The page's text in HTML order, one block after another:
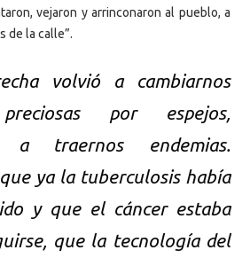
vejaron y arrinconaron al pueblo, a
de la calle”.
volvió a cambiarnos
por espejos,
a traernos endemias.
ya la tuberculosis había
y que el cáncer estaba
que la tecnología del